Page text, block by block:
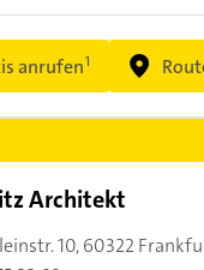
anrufen
Architekt
10,60322